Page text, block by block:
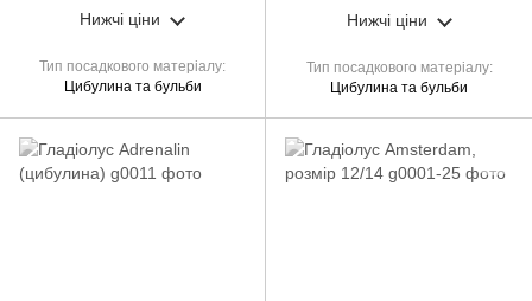
Нижчі ціни
Тип посадкового матеріалу
Цибулина та бульби
Нижчі ціни
Тип посадкового матеріалу
Цибулина та бульби